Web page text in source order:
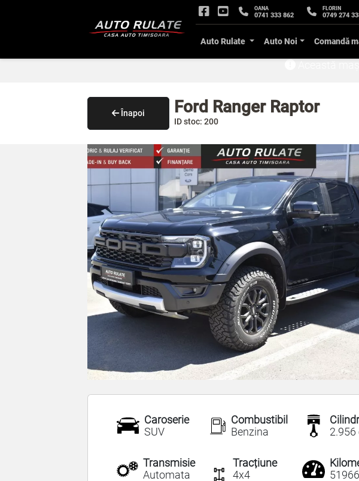
OANA
0741 333 862
FLORIN
0749 274
Auto Rulate Auto Noi Comandă
Înapoi Ford Ranger Raptor
ID stoc: 200
Caroserie
SUV
Combustibil
Benzina
2.956
Transmisie
Automata
Tracțiune
4x4